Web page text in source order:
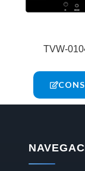
TVW-